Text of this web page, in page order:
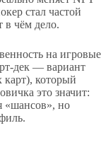
стал частой
в чём дело.
на игровые
— вариант
карт), который
это значит:
«шансов», но